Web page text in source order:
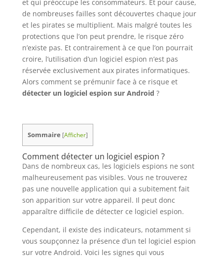
et qui préoccupe les consommateurs. Et pour cause,
de nombreuses failles sont découvertes chaque jour
et les pirates se multiplient. Mais malgré toutes les
protections que l’on peut prendre, le risque zéro
n’existe pas. Et contrairement à ce que l’on pourrait
croire, l’utilisation d’un logiciel espion n’est pas
réservée exclusivement aux pirates informatiques.
Alors comment se prémunir face à ce risque et
détecter un logiciel espion sur Android ?
Sommaire [Afficher]
Comment détecter un logiciel espion ?
Dans de nombreux cas, les logiciels espions ne sont
malheureusement pas visibles. Vous ne trouverez
pas une nouvelle application qui a subitement fait
son apparition sur votre appareil. Il peut donc
apparaître difficile de détecter ce logiciel espion.
Cependant, il existe des indicateurs, notamment si
vous soupçonnez la présence d’un tel logiciel espion
sur votre Android. Voici les signes qui vous